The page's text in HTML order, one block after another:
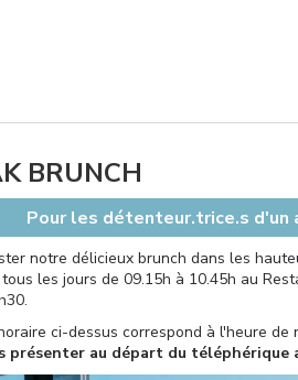
BRUNCH
Pour les détenteur.trice.s d'un
notre délicieux brunch dans les
les jours de 09.15h à 10.45h au
ci-dessus correspond à l'heure de
présenter au départ du téléphérique